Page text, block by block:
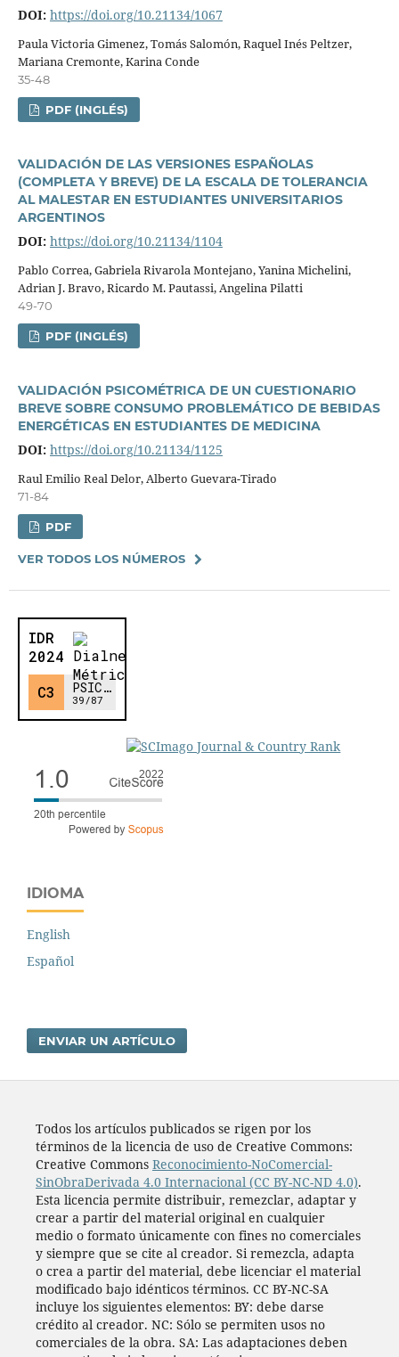
DOI: https://doi.org/10.21134/1067
Paula Victoria Gimenez, Tomás Salomón, Raquel Inés Peltzer,
Mariana Cremonte, Karina Conde
35-48
PDF (INGLÉS)
VALIDACIÓN DE LAS VERSIONES ESPAÑOLAS
(COMPLETA Y BREVE) DE LA ESCALA DE TOLERANCIA
AL MALESTAR EN ESTUDIANTES UNIVERSITARIOS
ARGENTINOS
DOI: https://doi.org/10.21134/1104
Pablo Correa, Gabriela Rivarola Montejano, Yanina Michelini,
Adrian J. Bravo, Ricardo M. Pautassi, Angelina Pilatti
49-70
PDF (INGLÉS)
VALIDACIÓN PSICOMÉTRICA DE UN CUESTIONARIO
BREVE SOBRE CONSUMO PROBLEMÁTICO DE BEBIDAS
ENERGÉTICAS EN ESTUDIANTES DE MEDICINA
DOI: https://doi.org/10.21134/1125
Raul Emilio Real Delor, Alberto Guevara-Tirado
71-84
PDF
VER TODOS LOS NÚMEROS
IDIOMA
English
Español
ENVIAR UN ARTÍCULO
Todos los artí­culos publicados se rigen por los
términos de la licencia de uso de Creative Commons:
Creative Commons Reconocimiento-NoComercial-
SinObraDerivada 4.0 Internacional (CC BY-NC-ND 4.0).
Esta licencia permite distribuir, remezclar, adaptar y
crear a partir del material original en cualquier
medio o formato únicamente con fines no comerciales
y siempre que se cite al creador. Si remezcla, adapta
o crea a partir del material, debe licenciar el material
modificado bajo idénticos términos. CC BY-NC-SA
incluye los siguientes elementos: BY: debe darse
crédito al creador. NC: Sólo se permiten usos no
comerciales de la obra. SA: Las adaptaciones deben